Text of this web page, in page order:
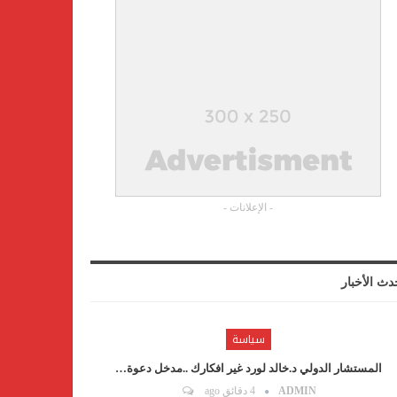
- الإعلانات -
الأخبار
سياسة
المستشار الدولي د.خالد لورد غير افكارك ..مدخل دعوة…
ADMIN 4 دقائق ago